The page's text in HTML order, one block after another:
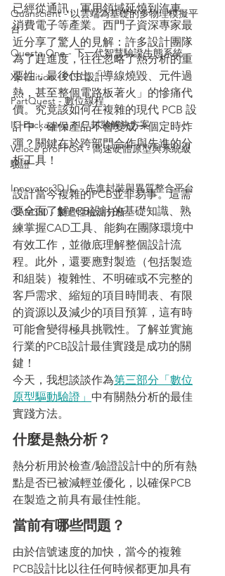
Quanscient - 以雲端為基礎的多物理模擬平
台
Questa One - 下一代智慧驗證生態系統
Xpedition - PCB 設計
PartQuest - 數位線程
IC Packaging - IC 封裝解決方案
Veloce proFPGA - 高速硬體原型與系統級
驗證
Innovator3D IC - 先進封裝與異質整合平台
CAM350 - 製造性檢測分析
已經從通訊、軍用領域延燒到汽車、
消費電子等產業。西門子資深專家最
近分享了驚人的見解：許多設計團隊
為了趕進度，往往忽略了熱分析的重
要性，最後付出「導線燒毀、元件過
熱，甚至整個電路板著火」的慘痛代
價。究竟該如何在複雜的現代 PCB 設
計中，確保產品不會變成一個定時炸
彈？關鍵在於跨部門合作與先進的分
析工具！
設計當今複雜的PCB並非易事。這需
要全面了解PCB設計的基礎知識、熟
練掌握CAD工具、能夠在團隊環境中
有效工作，並徹底理解整個設計流
程。此外，還要應對製造（包括製造
和組裝）複雜性、不明確或不完整的
客戶需求、縮短的項目時間表、有限
的資源以及減少的項目預算，這有時
可能會變得極具挑戰性。了解並實施
行業的PCB設計最佳實踐是成功的關
鍵！
今天，我想談談作為第三部分「數位
原型驅動驗證」 中有關熱分析的最佳
實踐方法。
什麼是熱分析？
熱分析用於檢查/驗證設計中的所有熱
點是否已被減輕並優化，以確保PCB
在製造之前具有最佳性能。
當前有哪些問題？
由於信號速度的加快，當今的複雜
PCB設計比以往任何時候都更加具有